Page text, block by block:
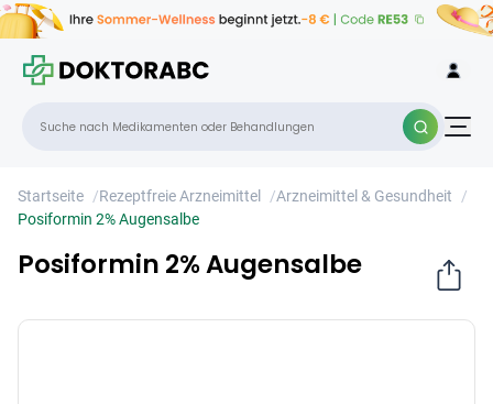
Startseite /Rezeptfreie Arzneimittel /Arzneimittel & Gesundheit
/
Posiformin 2% Augensalbe
Posiformin 2% Augensalbe
×